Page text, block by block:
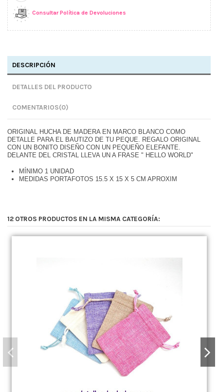
Consultar Política de Devoluciones
DESCRIPCIÓN
DETALLES DEL PRODUCTO
COMENTARIOS(0)
ORIGINAL HUCHA DE MADERA EN MARCO BLANCO COMO
DETALLE PARA EL BAUTIZO DE TU PEQUE. REGALO ORIGINAL
CON UN BONITO DISEÑO CON UN PEQUEÑO ELEFANTE.
DELANTE DEL CRISTAL LLEVA UN A FRASE " HELLO WORLD"
MÍNIMO 1 UNIDAD
MEDIDAS PORTAFOTOS 15.5 X 15 X 5 CM APROXIM
12 OTROS PRODUCTOS EN LA MISMA CATEGORÍA: